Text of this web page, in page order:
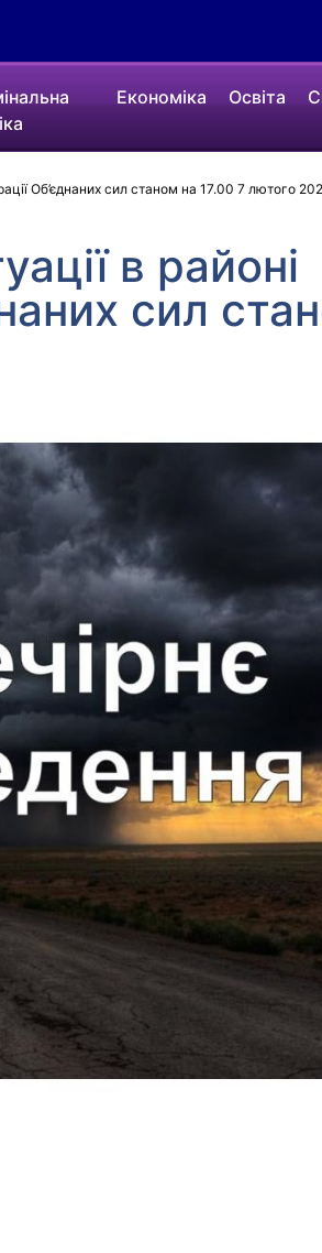
Економіка Освіта
Об’єднаних сил станом на 17.00 7 лютого
в районі
сил